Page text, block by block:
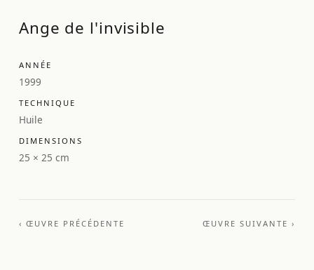
Ange de l'invisible
ANNÉE
1999
TECHNIQUE
Huile
DIMENSIONS
25 × 25 cm
‹ ŒUVRE PRÉCÉDENTE ŒUVRE SUIVANTE ›